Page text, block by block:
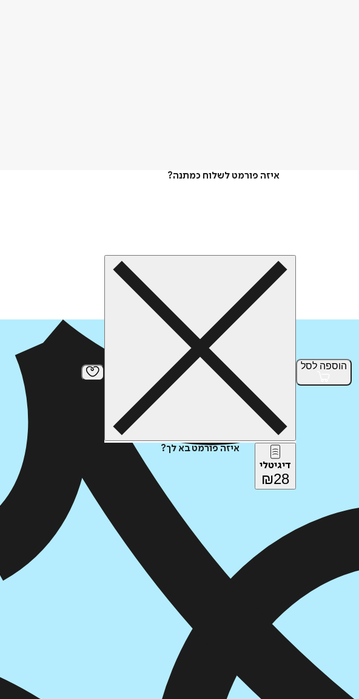
איזה פורמט לשלוח כמתנה?
הוספה לסל
איזה פורמט בא לך?
דיגיטלי
₪28